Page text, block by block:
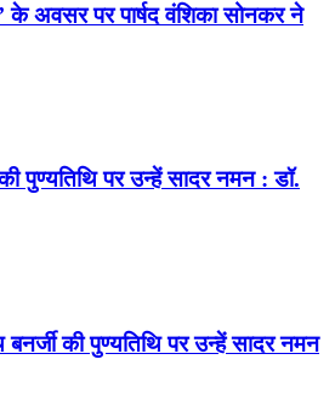
के अवसर पर पार्षद वंशिका सोनकर ने
पुण्यतिथि पर उन्हें सादर नमन : डॉ.
बनर्जी की पुण्यतिथि पर उन्हें सादर नमन